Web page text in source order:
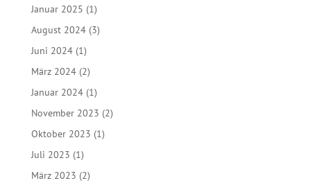
Januar 2025 (1)
August 2024(3)
Juni 2024(1)
März 2024(2)
Januar 2024(1)
November 2023 (2)
Oktober 2023 (1)
Juli 2023 (1)
März 2023 (2)